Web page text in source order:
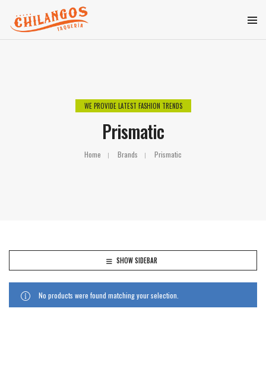
WE PROVIDE LATEST FASHION TRENDS
Prismatic
Home Brands Prismatic
SHOW SIDEBAR
No products were found matching your selection.